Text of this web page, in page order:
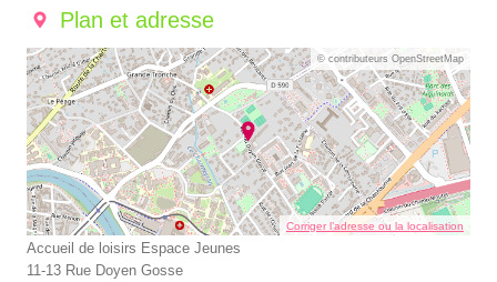
Plan et adresse
© contributeurs OpenStreetMap
Corriger l’adresse ou la localisation
Accueil de loisirs Espace Jeunes
11-13 Rue Doyen Gosse